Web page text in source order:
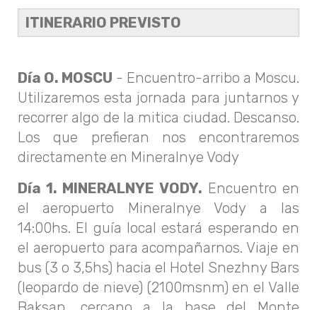
ITINERARIO PREVISTO
Día O. MOSCU - Encuentro-arribo a Moscu.
Utilizaremos esta jornada para juntarnos y
recorrer algo de la mitica ciudad. Descanso.
Los que prefieran nos encontraremos
directamente en Mineralnye Vody
Día 1. MINERALNYE VODY. Encuentro en
el aeropuerto Mineralnye Vody a las
14:00hs. El guía local estará esperando en
el aeropuerto para acompañarnos. Viaje en
bus (3 o 3,5hs) hacia el Hotel Snezhny Bars
(leopardo de nieve) (2100msnm) en el Valle